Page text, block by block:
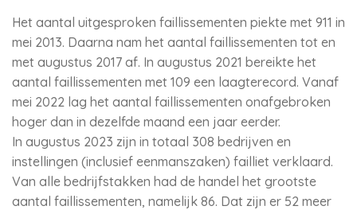
Het aantal uitgesproken faillissementen piekte met 911 in
mei 2013. Daarna nam het aantal faillissementen tot en
met augustus 2017 af. In augustus 2021 bereikte het
aantal faillissementen met 109 een laagterecord. Vanaf
mei 2022 lag het aantal faillissementen onafgebroken
hoger dan in dezelfde maand een jaar eerder.
In augustus 2023 zijn in totaal 308 bedrijven en
instellingen (inclusief eenmanszaken) failliet verklaard.
Van alle bedrijfstakken had de handel het grootste
aantal faillissementen, namelijk 86. Dat zijn er 52 meer